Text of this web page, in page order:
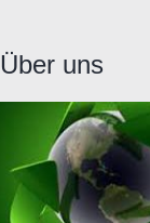
Über uns